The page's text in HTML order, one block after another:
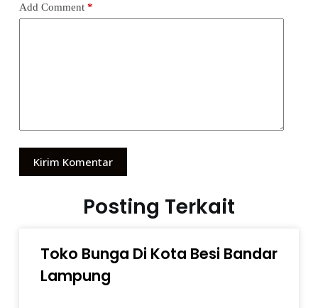
Add Comment*
Kirim Komentar
Posting Terkait
Toko Bunga Di Kota Besi Bandar
Lampung